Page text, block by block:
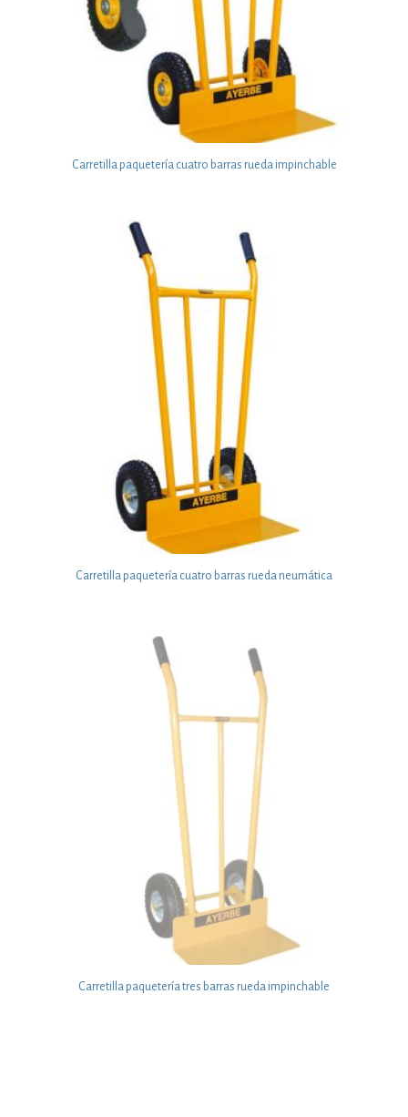
Carretilla paquetería cuatro barras rueda impinchable
Carretilla paquetería cuatro barras rueda neumática
Carretilla paquetería tres barras rueda impinchable